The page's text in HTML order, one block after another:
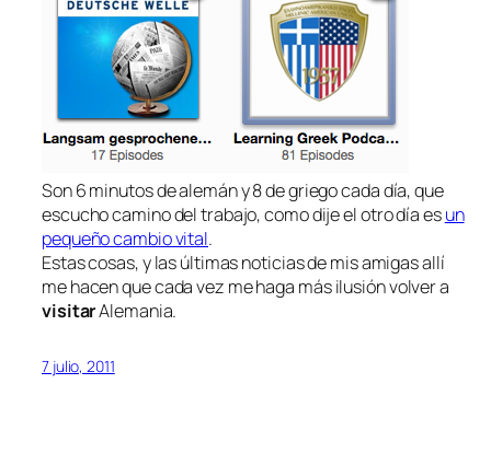
Son 6 minutos de alemán y 8 de griego cada día, que
escucho camino del trabajo, como dije el otro día esun
pequeño cambio vital.
Estas cosas, y las últimas noticias de mis amigas allí
me hacen que cada vez me haga más ilusión volver a
visitarAlemania.
7 julio, 2011